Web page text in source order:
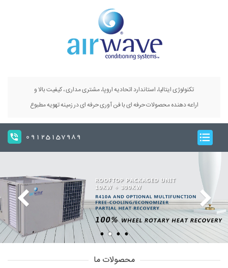
تکنولوژی ایتالیا، استاندارد اتحادیه اروپا، مشتری مداری ، کیفیت بالا و
اراعه دهنده محصولات حرفه ای با فن آوری حرفه ای در زمینه تهویه مطبوع
09125157989
محصولات ما